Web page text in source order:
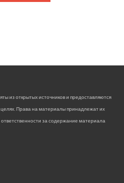
из открытых источников и предоставляются
Права на материалы принадлежат их
за содержание материала